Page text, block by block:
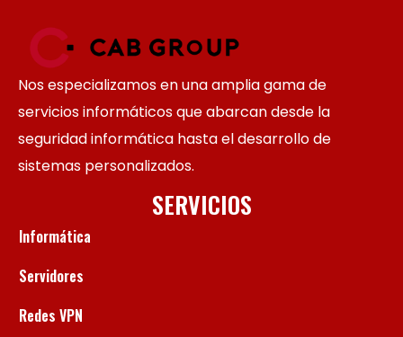
Nos especializamos en una amplia gama de
servicios informáticos que abarcan desde la
seguridad informática hasta el desarrollo de
sistemas personalizados.
SERVICIOS
Informática
Servidores
Redes VPN